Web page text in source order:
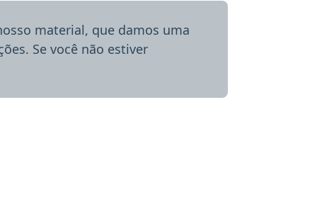
material, que damos uma
Se você não estiver